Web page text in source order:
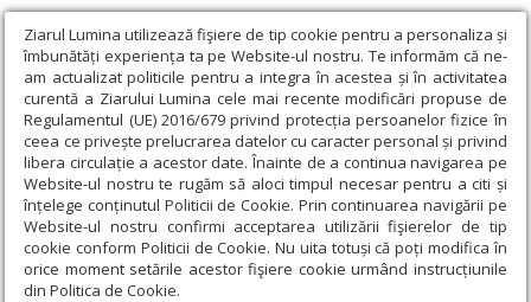
Ziarul Lumina utilizează fişiere de tip cookie pentru a personaliza și
îmbunătăți experiența ta pe Website-ul nostru. Te informăm că ne-
am actualizat politicile pentru a integra în acestea și în activitatea
curentă a Ziarului Lumina cele mai recente modificări propuse de
Regulamentul (UE) 2016/679 privind protecția persoanelor fizice în
ceea ce privește prelucrarea datelor cu caracter personal și privind
libera circulație a acestor date. Înainte de a continua navigarea pe
Website-ul nostru te rugăm să aloci timpul necesar pentru a citi și
înțelege conținutul Politicii de Cookie. Prin continuarea navigării pe
Website-ul nostru confirmi acceptarea utilizării fişierelor de tip
cookie conform Politicii de Cookie. Nu uita totuși că poți modifica în
orice moment setările acestor fişiere cookie urmând instrucțiunile
din Politica de Cookie.
Ziarul Lumina › Opinii › Repere și idei › Tipsia fărădelegilor
Tipsia fărădelegilor